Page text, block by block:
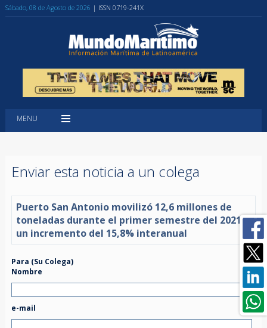
Sábado, 08 de Agosto de 2026 | ISSN 0719-241X
MENU
Enviar esta noticia a un colega
Puerto San Antonio movilizó 12,6 millones de
toneladas durante el primer semestre del 2021,
un incremento del 15,8% interanual
Para (Su Colega)
Nombre
e-mail